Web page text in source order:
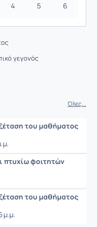
4 5 6
γεγονός
Όλες...
του μαθήματος
πτυχίω φοιτητών
του μαθήματος
μ.μ.